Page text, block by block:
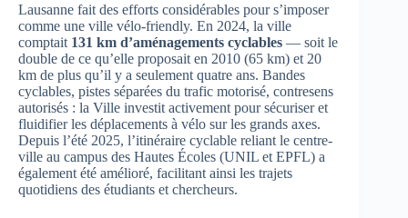
Lausanne fait des efforts considérables pour s’imposer
comme une ville vélo-friendly. En 2024, la ville
comptait 131 km d’aménagements cyclables — soit le
double de ce qu’elle proposait en 2010 (65 km) et 20
km de plus qu’il y a seulement quatre ans. Bandes
cyclables, pistes séparées du trafic motorisé, contresens
autorisés : la Ville investit activement pour sécuriser et
fluidifier les déplacements à vélo sur les grands axes.
Depuis l’été 2025, l’itinéraire cyclable reliant le centre-
ville au campus des Hautes Écoles (UNIL et EPFL) a
également été amélioré, facilitant ainsi les trajets
quotidiens des étudiants et chercheurs.